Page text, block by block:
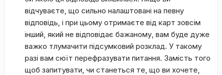
відчуваєте, що сильно налаштовані на певну
відповідь, і при цьому отримаєте від карт зовсім
інший, який не відповідає бажаному, вам буде дуже
важко тлумачити підсумковий розклад. У такому
разі вам сюїт перефразувати питання. Замість того
щоб запитувати, чи станеться те, що ви хочете,